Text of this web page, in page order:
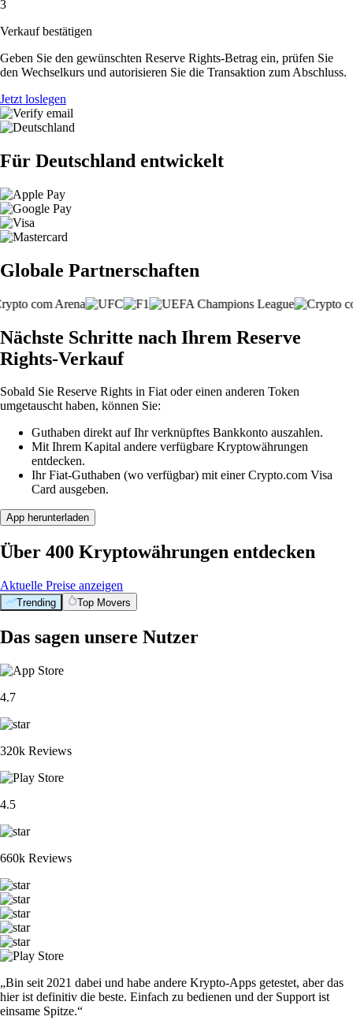
3
Verkauf bestätigen
Geben Sie den gewünschten Reserve Rights-Betrag ein, prüfen Sie
den Wechselkurs und autorisieren Sie die Transaktion zum Abschluss.
Jetzt loslegen
Für Deutschland entwickelt
Globale Partnerschaften
Nächste Schritte nach Ihrem Reserve
Rights-Verkauf
Sobald Sie Reserve Rights in Fiat oder einen anderen Token
umgetauscht haben, können Sie:
Guthaben direkt auf Ihr verknüpftes Bankkonto auszahlen.
Mit Ihrem Kapital andere verfügbare Kryptowährungen
entdecken.
Ihr Fiat-Guthaben (wo verfügbar) mit einer Crypto.com Visa
Card ausgeben.
App herunterladen
Über 400 Kryptowährungen entdecken
Aktuelle Preise anzeigen
Trending Top Movers
Das sagen unsere Nutzer
4.7
320k Reviews
4.5
660k Reviews
„Bin seit 2021 dabei und habe andere Krypto-Apps getestet, aber das
hier ist definitiv die beste. Einfach zu bedienen und der Support ist
einsame Spitze.“